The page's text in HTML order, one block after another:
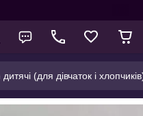
(для дівчаток і